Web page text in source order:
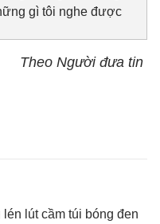
gì tôi nghe được
Theo Người đưa tin
lút cầm túi bóng đen